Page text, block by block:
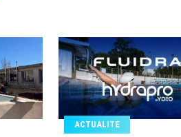
ACTUALITE